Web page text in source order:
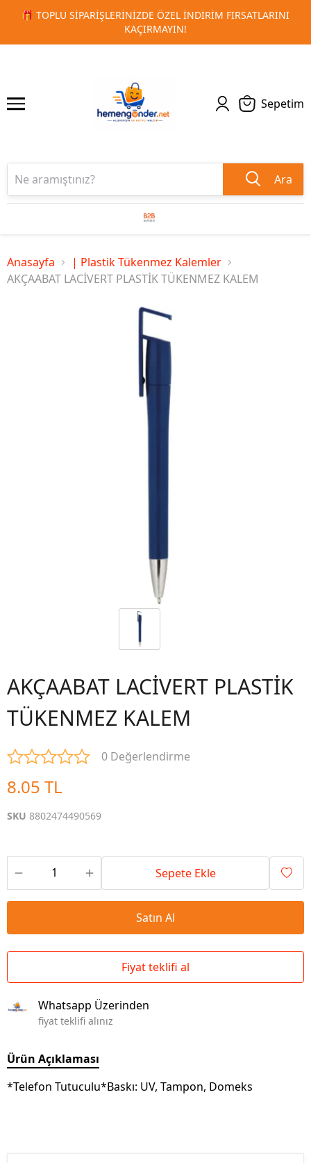
🚀 KURUMSAL PROMOSYON VE MATBAA
1 2
Sepetim
Ara
Anasayfa
| Plastik Tükenmez Kalemler
AKÇAABAT LACİVERT PLASTİK TÜKENMEZ KALEM
AKÇAABAT LACİVERT PLASTİK
TÜKENMEZ KALEM
0 Değerlendirme
8.05 TL
SKU 8802474490569
Sepete Ekle
Satın Al
Fiyat teklifi al
Whatsapp Üzerinden
fiyat teklifi alınız
Ürün Açıklaması
*Telefon Tutuculu*Baskı: UV, Tampon, Domeks